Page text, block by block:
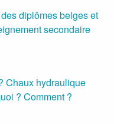
diplômes belges et
secondaire
Chaux hydraulique
? Comment ?